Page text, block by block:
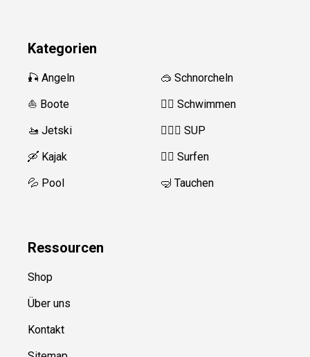
Kategorien
🎣 Angeln
⛵️ Boote
🚤 Jetski
🛶 Kajak
💦 Pool
🥽 Schnorcheln
🏊‍♂️ Schwimmen
🏄‍♀️🛶 SUP
🏄‍♂️ Surfen
🤿 Tauchen
Ressourcen
Shop
Über uns
Kontakt